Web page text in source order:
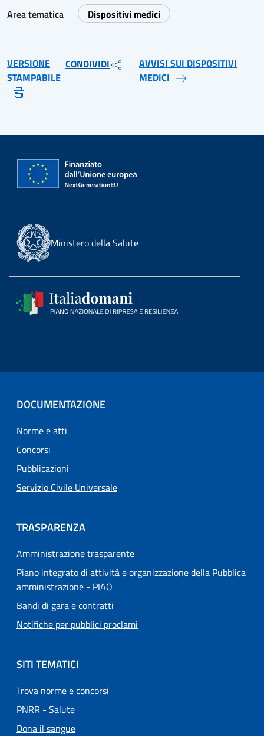
Area tematica Dispositivi medici
VERSIONE
STAMPABILE
CONDIVIDI
AVVISI SUI DISPOSITIVI
MEDICI
Ministero della Salute
DOCUMENTAZIONE
Norme e atti
Concorsi
Pubblicazioni
Servizio Civile Universale
TRASPARENZA
Amministrazione trasparente
Piano integrato di attività e organizzazione della Pubblica
amministrazione - PIAO
Bandi di gara e contratti
Notifiche per pubblici proclami
SITI TEMATICI
Trova norme e concorsi
PNRR - Salute
Dona il sangue